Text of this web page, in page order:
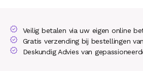
Veilig betalen via uw eigen online
Gratis verzending bij bestellingen
Deskundig Advies van